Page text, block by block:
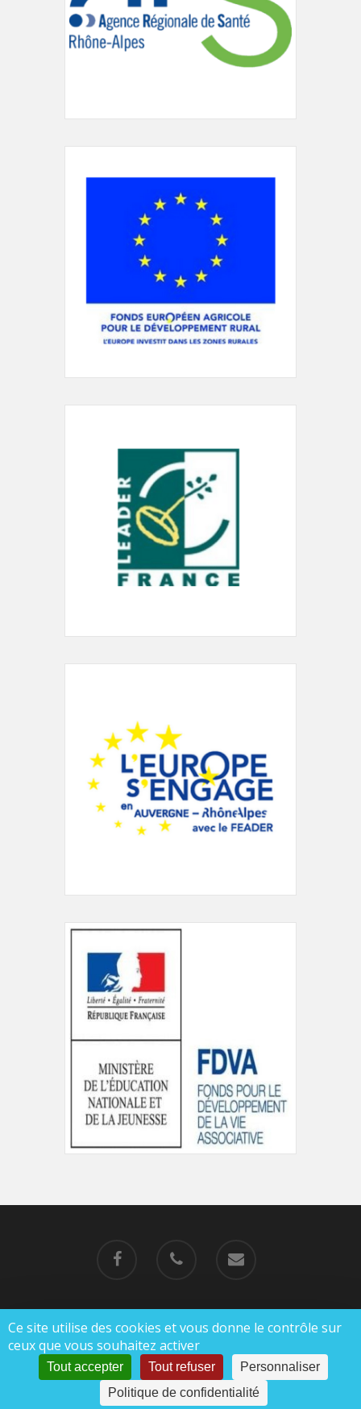
© 2019-2023 MJC de Charlieu |Mentions légales
|Politique de confidentialité
Ce site utilise des cookies et vous donne le contrôle sur
ceux que vous souhaitez activer
Tout accepter Tout refuser
Personnaliser
Politique de confidentialité